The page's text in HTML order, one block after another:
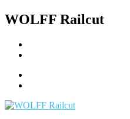
WOLFF Railcut